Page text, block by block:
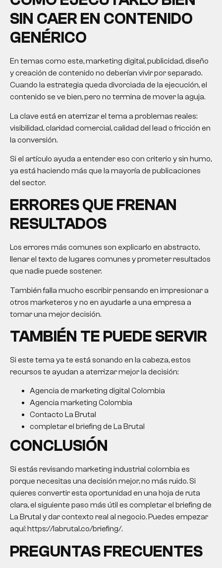
SIN CAER EN CONTENIDO
GENÉRICO
En temas como este, marketing digital, publicidad, diseño
y creación de contenido no deberían vivir por separado.
Cuando la estrategia queda divorciada de la ejecución, el
contenido se ve bien, pero no termina de mover la aguja.
La clave está en aterrizar el tema a problemas reales:
visibilidad, claridad comercial, calidad del lead o fricción en
la conversión.
Si el artículo ayuda a entender eso con criterio y sin humo,
ya está haciendo más que la mayoría de publicaciones
del sector.
ERRORES QUE FRENAN
RESULTADOS
Los errores más comunes son explicarlo en abstracto,
llenar el texto de lugares comunes y prometer resultados
que nadie puede sostener.
También falla mucho escribir pensando en impresionar a
otros marketeros y no en ayudarle a una empresa a
tomar una mejor decisión.
TAMBIÉN TE PUEDE SERVIR
Si este tema ya te está sonando en la cabeza, estos
recursos te ayudan a aterrizar mejor la decisión:
Agencia de marketing digital Colombia
Agencia marketing Colombia
Contacto La Brutal
completar el briefing de La Brutal
CONCLUSIÓN
Si estás revisando marketing industrial colombia es
porque necesitas una decisión mejor, no más ruido. Si
quieres convertir esta oportunidad en una hoja de ruta
clara, el siguiente paso más útil es completar el briefing de
La Brutal y dar contexto real al negocio. Puedes empezar
aquí: https://labrutal.co/briefing/.
PREGUNTAS FRECUENTES